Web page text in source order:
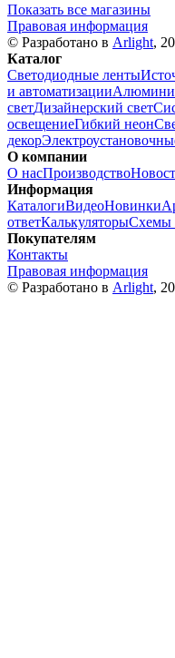
Показать все магазины
Правовая информация
© Разработано в Arlight,
Каталог
Светодиодные ленты
и автоматизации
светДизайнерский свет
освещениеГибкий неон
декор
О компании
О насПроизводство
Информация
КаталогиВидеоНовинки
ответКалькуляторыСхемы
Покупателям
Контакты
Правовая информация
© Разработано в Arlight,